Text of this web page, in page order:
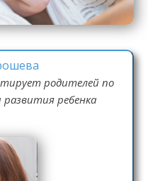
родителей по
ребенка